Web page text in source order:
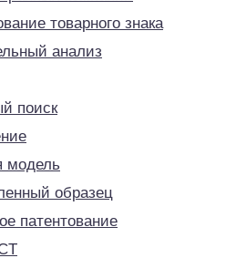
товарного знака
анализ
поиск
модель
образец
патентование